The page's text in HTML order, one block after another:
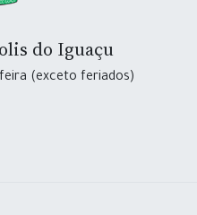
do Iguaçu
(exceto feriados)